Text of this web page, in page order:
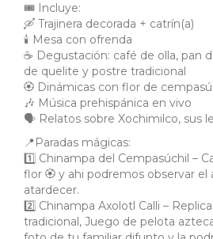
🎟️ Incluye:
🛶 Trajinera decorada + catrín(a)
🕯️ Mesa con ofrenda
☕ Degustación: café de olla, pan
de quelite y postre tradicional
🏵️ Dinámicas con flor de
🎶 Música prehispánica en vivo
🗣️ Relatos sobre Xochimilco, sus
📍Paradas mágicas:
1️⃣ Chinampa del Cempasúchil –
flor 🏵️ y ahi podremos observar el
atardecer.
2️⃣ Chinampa Axolotl Calli –
tradicional, Juego de pelota